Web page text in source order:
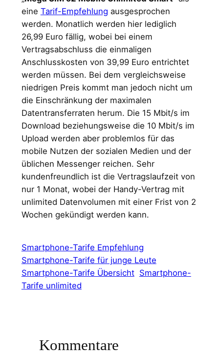
eine Tarif-Empfehlung ausgesprochen
werden. Monatlich werden hier lediglich
26,99 Euro fällig, wobei bei einem
Vertragsabschluss die einmaligen
Anschlusskosten von 39,99 Euro entrichtet
werden müssen. Bei dem vergleichsweise
niedrigen Preis kommt man jedoch nicht um
die Einschränkung der maximalen
Datentransferraten herum. Die 15 Mbit/s im
Download beziehungsweise die 10 Mbit/s im
Upload werden aber problemlos für das
mobile Nutzen der sozialen Medien und der
üblichen Messenger reichen. Sehr
kundenfreundlich ist die Vertragslaufzeit von
nur 1 Monat, wobei der Handy-Vertrag mit
unlimited Datenvolumen mit einer Frist von 2
Wochen gekündigt werden kann.
Smartphone-Tarife Empfehlung
Smartphone-Tarife für junge Leute
Smartphone-Tarife Übersicht Smartphone-
Tarife unlimited
Kommentare